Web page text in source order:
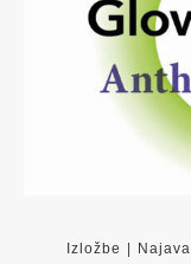
Izložbe Najava